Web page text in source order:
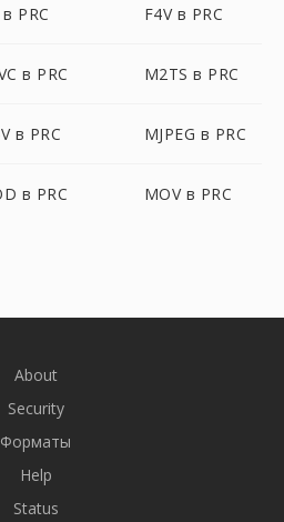
PRC F4V в PRC
в PRC M2TS в PRC
в PRC MJPEG в PRC
в PRC MOV в PRC
About
Security
Форматы
Help
Status